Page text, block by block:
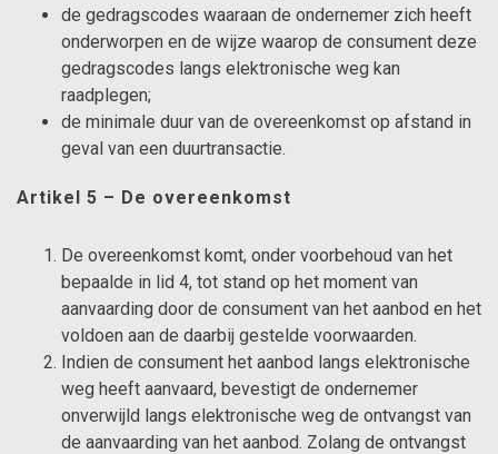
de gedragscodes waaraan de ondernemer zich heeft
onderworpen en de wijze waarop de consument deze
gedragscodes langs elektronische weg kan
raadplegen;
de minimale duur van de overeenkomst op afstand in
geval van een duurtransactie.
Artikel 5 – De overeenkomst
De overeenkomst komt, onder voorbehoud van het
bepaalde in lid 4, tot stand op het moment van
aanvaarding door de consument van het aanbod en het
voldoen aan de daarbij gestelde voorwaarden.
Indien de consument het aanbod langs elektronische
weg heeft aanvaard, bevestigt de ondernemer
onverwijld langs elektronische weg de ontvangst van
de aanvaarding van het aanbod. Zolang de ontvangst